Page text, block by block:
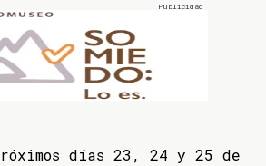
días 23, 24 y 25 de